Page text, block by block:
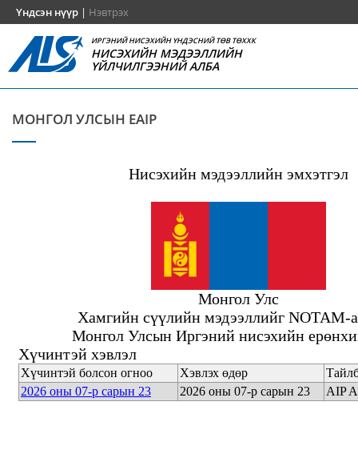
Үндсэн нүүр | Нэвтрэх
ИРГЭНИЙ НИСЭХИЙН ҮНДЭСНИЙ ТӨВ ТӨХХК
НИСЭХИЙН МЭДЭЭЛЛИЙН
ҮЙЛЧИЛГЭЭНИЙ АЛБА
МОНГОЛ УЛСЫН EAIP